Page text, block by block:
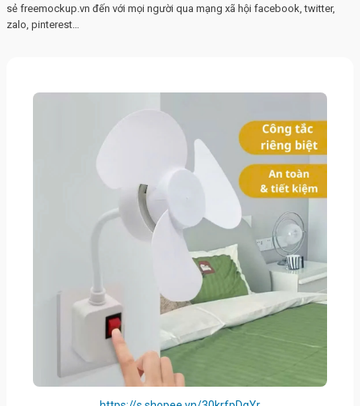
sẻ freemockup.vn đến với mọi người qua mạng xã hội facebook, twitter,
zalo, pinterest…